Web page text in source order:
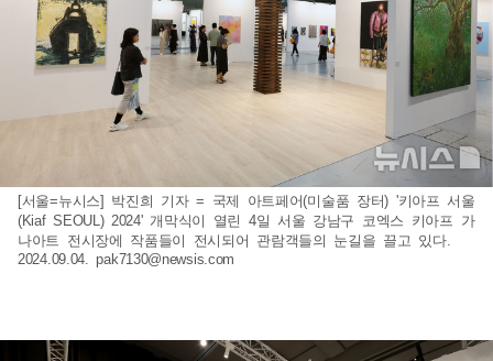
[서울=뉴시스] 박진희 기자 = 국제 아트페어(미술품 장터) '키아프 서울
(Kiaf SEOUL) 2024' 개막식이 열린 4일 서울 강남구 코엑스 키아프 가
나아트 전시장에 작품들이 전시되어 관람객들의 눈길을 끌고 있다.
2024.09.04.pak7130@newsis.com